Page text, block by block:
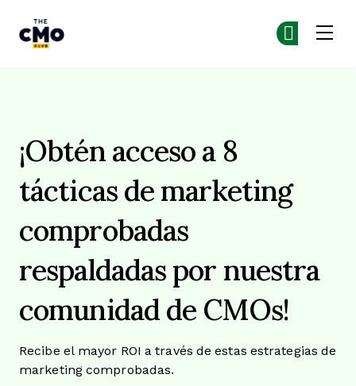
¡Obtén acceso a 8
tácticas de marketing
comprobadas
respaldadas por nuestra
comunidad de CMOs!
Recibe el mayor ROI a través de estas estrategias de
marketing comprobadas.